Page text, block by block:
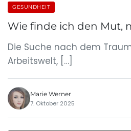
GESUNDHEIT
Wie finde ich den Mut,
Die Suche nach dem
Arbeitswelt, […]
Marie Werner
7. Oktober 2025